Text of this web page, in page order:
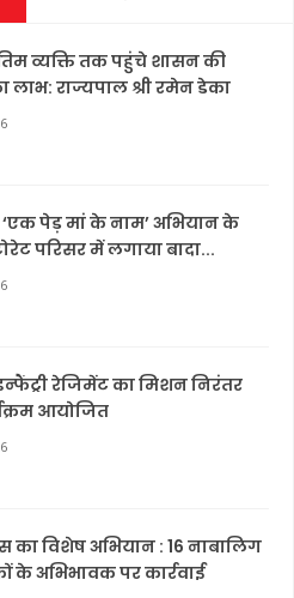
व्यक्ति तक पहुंचे शासन की
राज्यपाल श्री रमेन डेका
पेड़ मां के नाम’ अभियान के
परिसर में लगाया बादा...
रेजिमेंट का मिशन निरंतर
आयोजित
का विशेष अभियान : 16 नाबालिग
के अभिभावक पर कार्रवाई